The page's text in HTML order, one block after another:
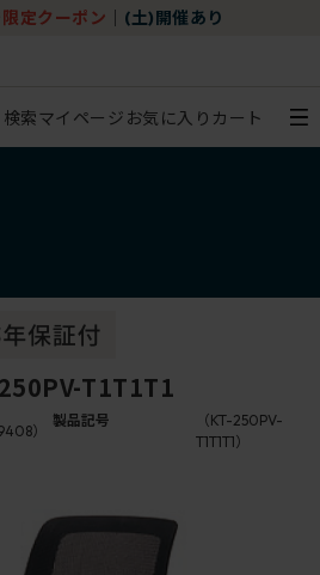
限定クーポン (土)開催あり
検索マイページ お気に入り カート
T1T1T1
）
製品記号
（KT-250PV-
T1T1T1）